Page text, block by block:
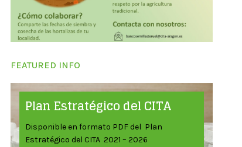
FEATURED INFO
Plan Estratégico del CITA
Disponible en formato PDF del Plan
Estratégico del CITA 2021 – 2026